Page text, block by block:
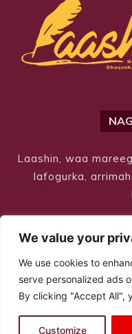
We value your
We use cookies to
serve personalized ads
By clicking "Accept All",
Customize
Laashin, waa
lafogurka,
© Copyright 2026 –